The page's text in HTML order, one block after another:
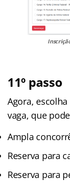
11º passo
Agora,
vaga, que
Ampla
Reserva para
Reserva para